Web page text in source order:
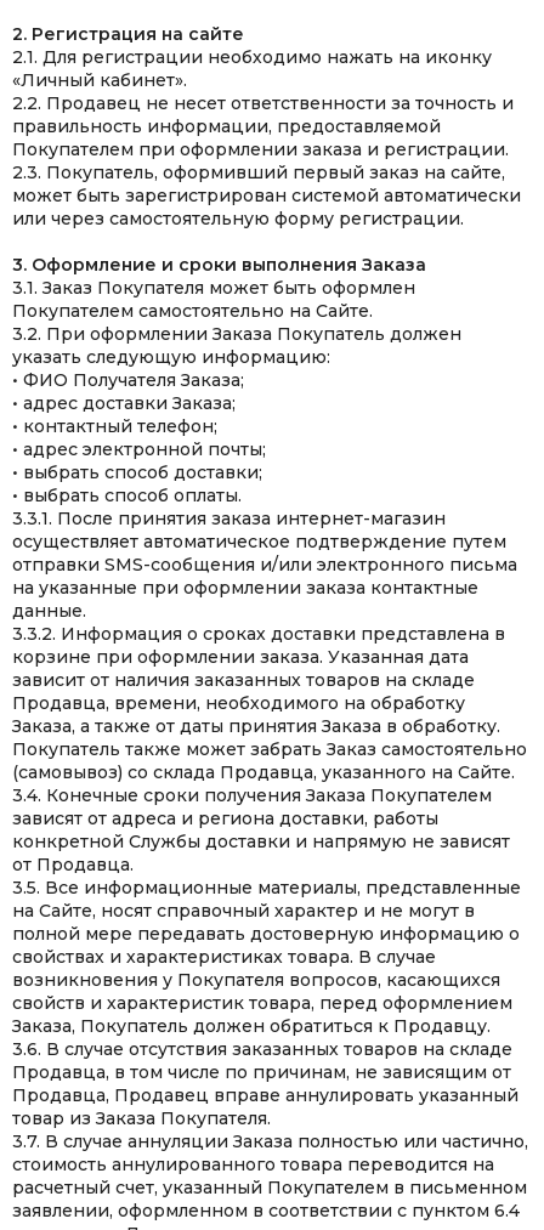
2. Регистрация на сайте
2.1. Для регистрации необходимо нажать на иконку
«Личный кабинет».
2.2. Продавец не несет ответственности за точность и
правильность информации, предоставляемой
Покупателем при оформлении заказа и регистрации.
2.3. Покупатель, оформивший первый заказ на сайте,
может быть зарегистрирован системой автоматически
или через самостоятельную форму регистрации.
3. Оформление и сроки выполнения Заказа
3.1. Заказ Покупателя может быть оформлен
Покупателем самостоятельно на Сайте.
3.2. При оформлении Заказа Покупатель должен
указать следующую информацию:
• ФИО Получателя Заказа;
• адрес доставки Заказа;
• контактный телефон;
• адрес электронной почты;
• выбрать способ доставки;
• выбрать способ оплаты.
3.3.1. После принятия заказа интернет-магазин
осуществляет автоматическое подтверждение путем
отправки SMS-сообщения и/или электронного письма
на указанные при оформлении заказа контактные
данные.
3.3.2. Информация о сроках доставки представлена в
корзине при оформлении заказа. Указанная дата
зависит от наличия заказанных товаров на складе
Продавца, времени, необходимого на обработку
Заказа, а также от даты принятия Заказа в обработку.
Покупатель также может забрать Заказ самостоятельно
(самовывоз) со склада Продавца, указанного на Сайте.
3.4. Конечные сроки получения Заказа Покупателем
зависят от адреса и региона доставки, работы
конкретной Службы доставки и напрямую не зависят
от Продавца.
3.5. Все информационные материалы, представленные
на Сайте, носят справочный характер и не могут в
полной мере передавать достоверную информацию о
свойствах и характеристиках товара. В случае
возникновения у Покупателя вопросов, касающихся
свойств и характеристик товара, перед оформлением
Заказа, Покупатель должен обратиться к Продавцу.
3.6. В случае отсутствия заказанных товаров на складе
Продавца, в том числе по причинам, не зависящим от
Продавца, Продавец вправе аннулировать указанный
товар из Заказа Покупателя.
3.7. В случае аннуляции Заказа полностью или частично,
стоимость аннулированного товара переводится на
расчетный счет, указанный Покупателем в письменном
заявлении, оформленном в соответствии с пунктом 6.4